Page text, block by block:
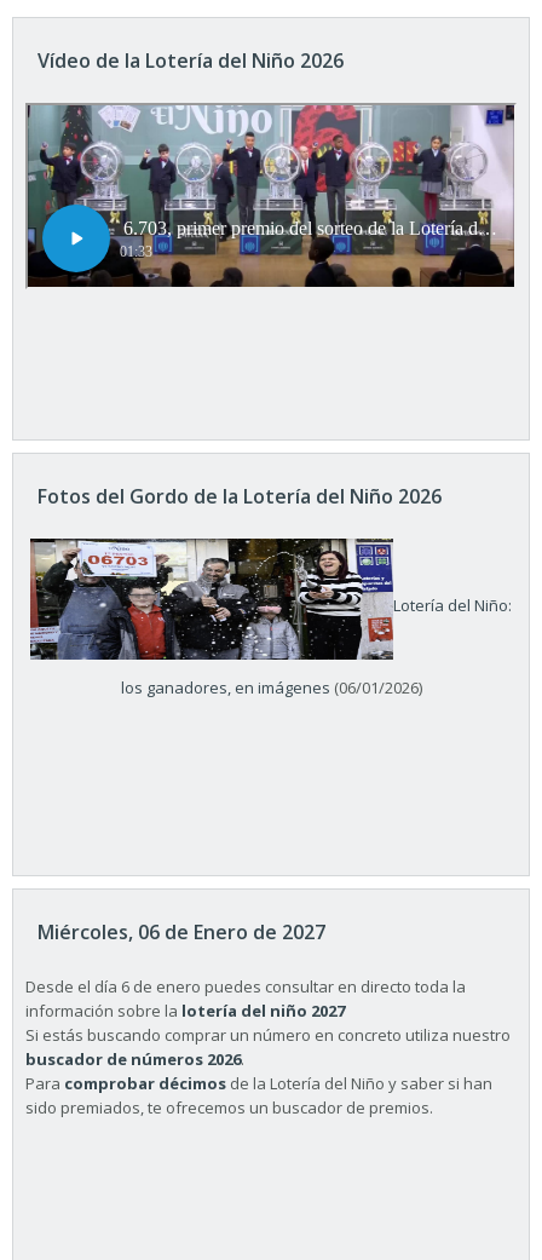
Vídeo de la Lotería del Niño 2026
Fotos del Gordo de la Lotería del Niño 2026
Lotería del Niño:
los ganadores, en imágenes (06/01/2026)
Miércoles, 06 de Enero de 2027
Desde el día 6 de enero puedes consultar en directo toda la
información sobre la lotería del niño 2027
Si estás buscando comprar un número en concreto utiliza nuestro
buscador de números 2026.
Para comprobar décimos de la Lotería del Niño y saber si han
sido premiados, te ofrecemos un buscador de premios.